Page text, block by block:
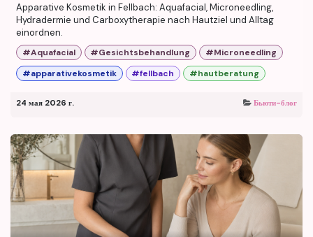
Apparative Kosmetik in Fellbach: Aquafacial, Microneedling,
Hydradermie und Carboxytherapie nach Hautziel und Alltag
einordnen.
#Aquafacial #Gesichtsbehandlung
#Microneedling
#apparativekosmetik
#fellbach #hautberatung
24 мая 2026 г. Бьюти-блог